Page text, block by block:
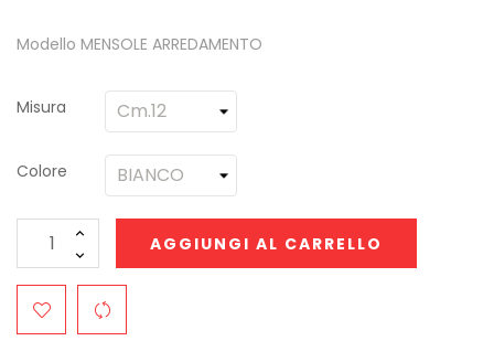
Modello MENSOLE ARREDAMENTO
Misura
Colore
AGGIUNGI AL CARRELLO